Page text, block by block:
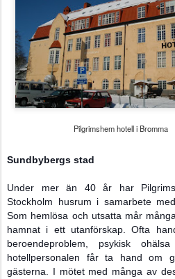
Pilgrimshem hotell i Bromma
Sundbybergs stad
Under mer än 40 år har
Stockholm husrum i samarbete
Som hemlösa och utsatta mår
hamnat i ett utanförskap. Ofta
beroendeproblem, psykisk
hotellpersonalen får ta hand om
gästerna. I mötet med många av